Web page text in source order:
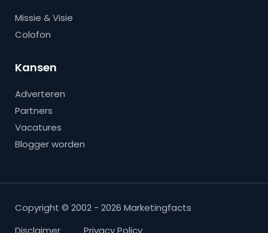
Missie & Visie
Colofon
Kansen
Adverteren
Partners
Vacatures
Blogger worden
Copyright © 2002 - 2026 Marketingfacts
Disclaimer
Privacy Policy